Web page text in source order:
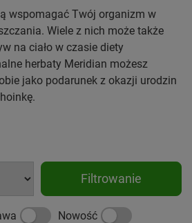
wspomagać Twój organizm w
Wiele z nich może także
na ciało w czasie diety
herbaty Meridian możesz
jako podarunek z okazji urodzin
Filtrowanie
Nowość